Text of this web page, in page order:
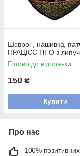
Шеврон, нашивка,
ПРАЦЮЄ ППО з
Готово до відправки
150 ₴
Купити
Про нас
100% позитивних